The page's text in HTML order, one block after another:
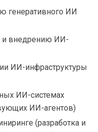
генеративного ИИ
и внедрению ИИ-
ИИ-инфраструктуры
ИИ-системах
ИИ-агентов)
(разработка и